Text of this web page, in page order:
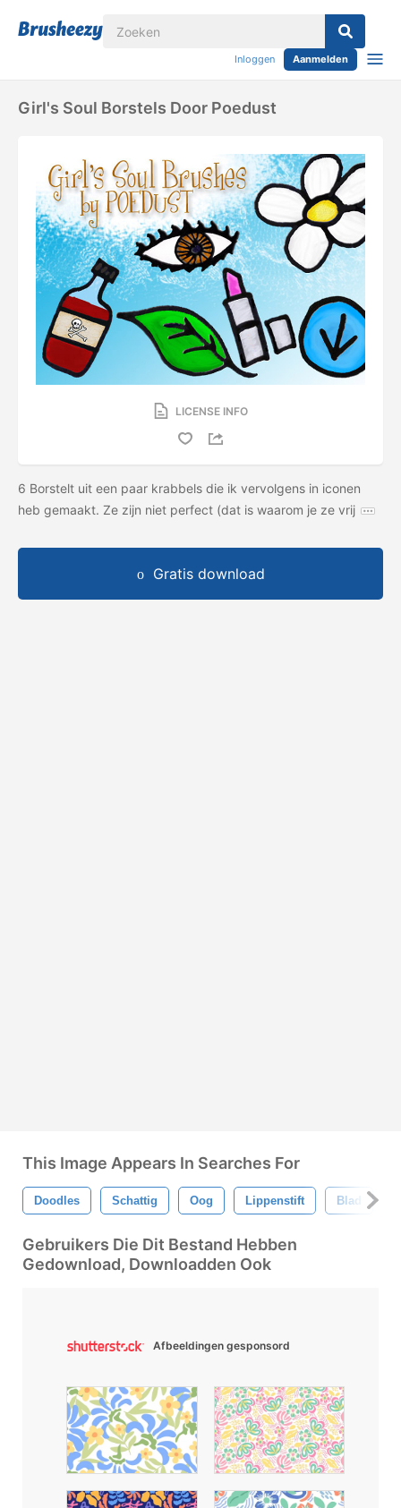
Inloggen Aanmelden
Girl's Soul Borstels Door Poedust
LICENSE INFO
6 Borstelt uit een paar krabbels die ik vervolgens in iconen
heb gemaakt. Ze zijn niet perfect (dat is waarom je ze vrij
Gratis download
This Image Appears In Searches For
Doodles Schattig Oog Lippenstift Blad
Gebruikers Die Dit Bestand Hebben
Gedownload, Downloadden Ook
Afbeeldingen gesponsord